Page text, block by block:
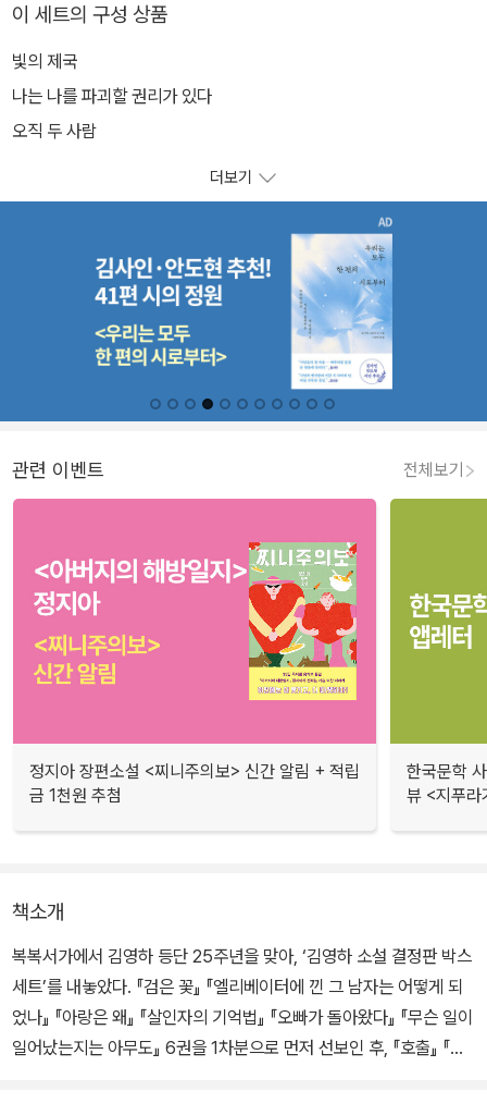
이 세트의 구성 상품
빛의 제국
나는 나를 파괴할 권리가 있다
오직 두 사람
더보기
관련 이벤트 전체보기
정지아 장편소설 <찌니주의보> 신간 알림 + 적립
금 1천원 추첨
한국문학
뷰 <지푸라
책소개
복복서가에서 김영하 등단 25주년을 맞아, ‘김영하 소설 결정판 박스
세트’를 내놓았다. 『검은 꽃』 『엘리베이터에 낀 그 남자는 어떻게 되
었나』 『아랑은 왜』 『살인자의 기억법』 『오빠가 돌아왔다』 『무슨 일이
일어났는지는 아무도』 6권을 1차분으로 먼저 선보인 후, 『호출』 『오